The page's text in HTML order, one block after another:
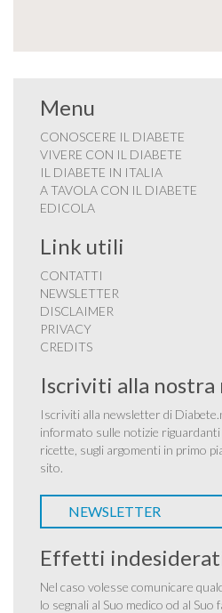
Menu
CONOSCERE IL DIABETE
VIVERE CON IL DIABETE
IL DIABETE IN ITALIA
A TAVOLA CON IL DIABETE
EDICOLA
Link utili
CONTATTI
NEWSLETTER
DISCLAIMER
PRIVACY
CREDITS
Iscriviti alla
Iscriviti alla newsletter di
informato sulle notizie riguardanti
ricette, sugli argomenti in primo
sito.
NEWSLETTER
Effetti
Nel caso volesse comunicare
lo segnali al Suo medico od al Suo